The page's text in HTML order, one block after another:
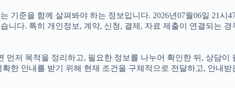
기준을 함께 살펴봐야 하는 정보입니다. 2026년07월06일 21시
니다. 특히 개인정보, 계약, 신청, 결제, 자료 제출이 연결되는
먼저 목적을 정리하고, 필요한 정보를 나누어 확인한 뒤, 상담
한 안내를 받기 위해 현재 조건을 구체적으로 전달하고, 안내